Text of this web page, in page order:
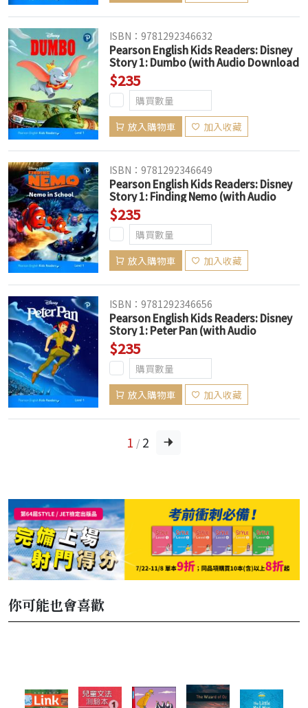
ISBN：9781292346632
Pearson English Kids Readers: Disney
Story 1: Dumbo (with Audio Download
Access Code) (American English)
$235
放入購物車 加入收藏
ISBN：9781292346649
Pearson English Kids Readers: Disney
Story 1: Finding Nemo (with Audio
Download Access Code) (American
English)
$235
放入購物車 加入收藏
ISBN：9781292346656
Pearson English Kids Readers: Disney
Story 1: Peter Pan (with Audio
Download Access Code) (American
English)
$235
放入購物車 加入收藏
1 / 2
你可能也會喜歡